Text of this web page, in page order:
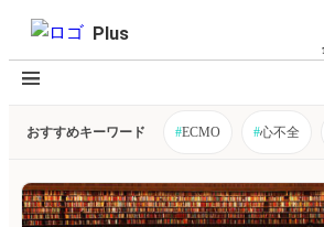
Plus
おすすめキーワード #ECMO #心不全